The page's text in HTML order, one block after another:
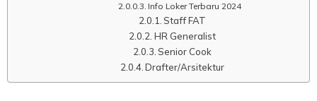
Info Loker Terbaru 2024
Staff FAT
HR Generalist
Senior Cook
Drafter/Arsitektur